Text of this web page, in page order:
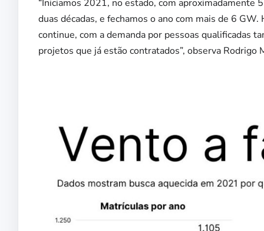
“Iniciamos 2021, no estado, com aproximadamente
duas décadas, e fechamos o ano com mais de 6
continue, com a demanda por pessoas qualificadas
projetos que já estão contratados”, observa Rodrigo